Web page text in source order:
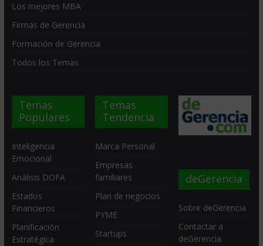
Los mejores MBA
Firmas de Gerencia
Formación de Gerencia
Todos los Temas
Temas
Populares
Inteligencia
Emocional
Análisis DOFA
Estados
Financieros
Planificación
Estratégica
Temas
Tendencia
Marca Personal
Empresas
familiares
Plan de negocios
PYME
Startups
deGerencia
Sobre deGerencia
Contactar a
deGerencia